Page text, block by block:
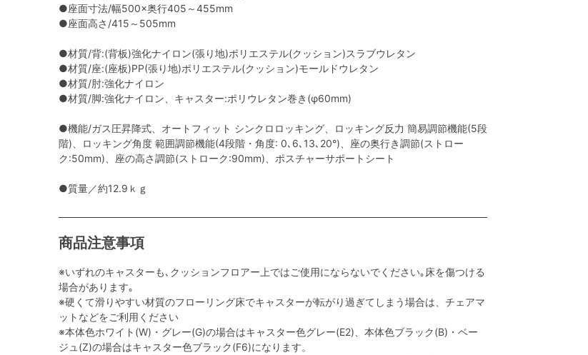
●座面寸法/幅500×奥行405～455mm
●座面高さ/415～505mm
●材質/背:(背板)強化ナイロン(張り地)ポリエステル(クッション)スラブウレタン
●材質/座:(座板)PP(張り地)ポリエステル(クッション)モールドウレタン
●材質/肘:強化ナイロン
●材質/脚:強化ナイロン、キャスター:ポリウレタン巻き(φ60mm)
●機能/ガス圧昇降式、オートフィット シンクロロッキング、ロッキング反力 簡易調節機能(5段
階)、ロッキング角度 範囲調節機能(4段階・角度: 0､6､13､20°)、座の奥行き調節(ストロー
ク:50mm)、座の高さ調節(ストローク:90mm)、ポスチャーサポートシート
●質量／約12.9ｋｇ
商品注意事項
※いずれのキャスターも､クッションフロアー上ではご使用にならないでください｡床を傷つける
場合があります｡
※硬くて滑りやすい材質のフローリング床でキャスターが転がり過ぎてしまう場合は、チェアマ
ットなどをご利用ください
※本体色ホワイト(W)・グレー(G)の場合はキャスター色グレー(E2)、本体色ブラック(B)・ベー
ジュ(Z)の場合はキャスター色ブラック(F6)になります。